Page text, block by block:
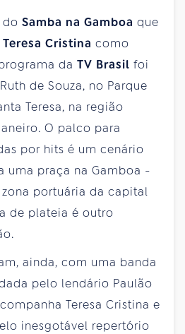
do Samba na Gamboa que
Teresa Cristina como
da TV Brasil foi
de Souza, no Parque
Teresa, na região
O palco para
por hits é um cenário
uma praça na Gamboa -
portuária da capital
de plateia é outro
ainda, com uma banda
pelo lendário Paulão
Teresa Cristina e
inesgotável repertório